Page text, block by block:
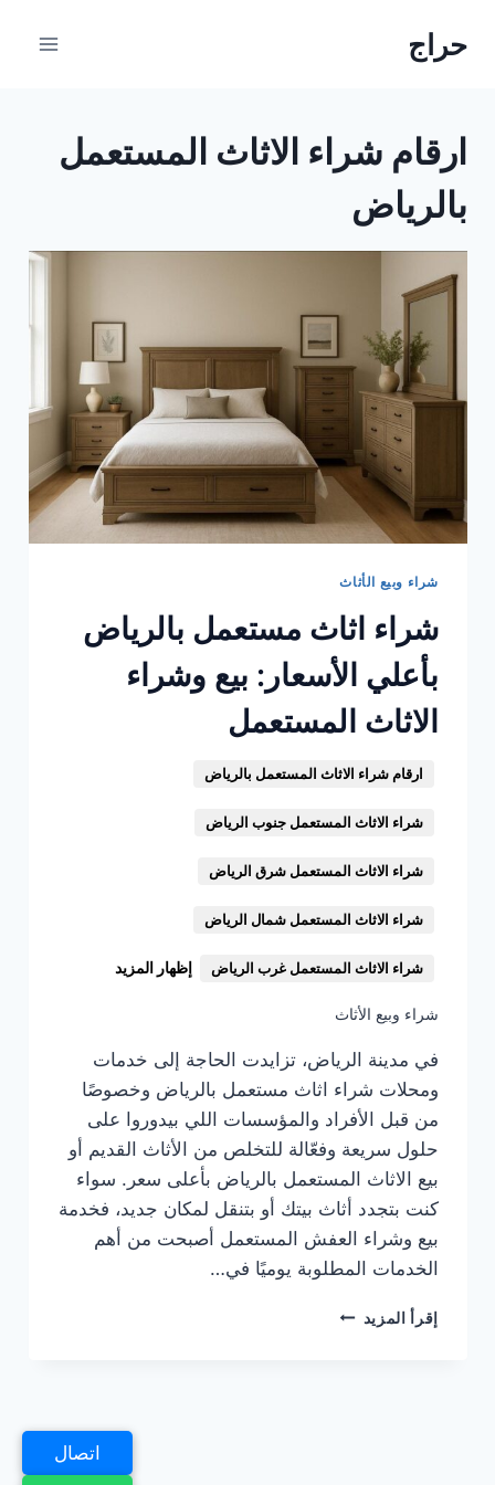
حراج
ارقام شراء الاثاث المستعمل
بالرياض
شراء وبيع الأثاث
شراء اثاث مستعمل بالرياض
بأعلي الأسعار: بيع وشراء
الاثاث المستعمل
ارقام شراء الاثاث المستعمل بالرياض
شراء الاثاث المستعمل جنوب الرياض
شراء الاثاث المستعمل شرق الرياض
شراء الاثاث المستعمل شمال الرياض
شراء الاثاث المستعمل غرب الرياض إظهار المزيد
شراء وبيع الأثاث
في مدينة الرياض، تزايدت الحاجة إلى خدمات
ومحلات شراء اثاث مستعمل بالرياض وخصوصًا
من قبل الأفراد والمؤسسات اللي بيدوروا على
حلول سريعة وفعّالة للتخلص من الأثاث القديم أو
بيع الاثاث المستعمل بالرياض بأعلى سعر. سواء
كنت بتجدد أثاث بيتك أو بتنقل لمكان جديد، فخدمة
بيع وشراء العفش المستعمل أصبحت من أهم
الخدمات المطلوبة يوميًا في…
إقرأ المزيد شراء
اتصال